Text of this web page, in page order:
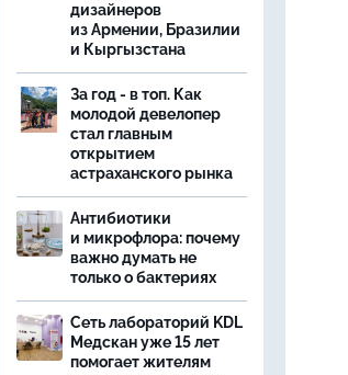
дизайнеров
из Армении, Бразилии
и Кыргызстана
За год - в топ. Как
молодой девелопер
стал главным
открытием
астраханского рынка
Антибиотики
и микрофлора: почему
важно думать не
только о бактериях
Сеть лабораторий KDL
Медскан уже 15 лет
помогает жителям